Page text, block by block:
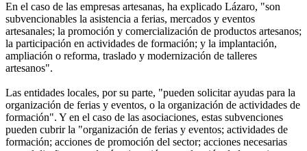
En el caso de las empresas artesanas, ha explicado Lázaro, "son
subvencionables la asistencia a ferias, mercados y eventos
artesanales; la promoción y comercialización de productos artesanos;
la participación en actividades de formación; y la implantación,
ampliación o reforma, traslado y modernización de talleres
artesanos".
Las entidades locales, por su parte, "pueden solicitar ayudas para la
organización de ferias y eventos, o la organización de actividades de
formación". Y en el caso de las asociaciones, estas subvenciones
pueden cubrir la "organización de ferias y eventos; actividades de
formación; acciones de promoción del sector; acciones necesarias